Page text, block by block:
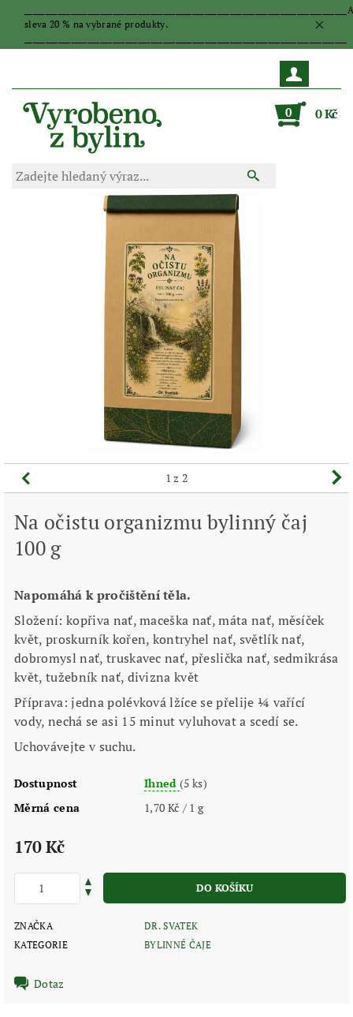
sleva 20 % na vybrané produkty.
0 0 Kč
1 z 2
Na očistu organizmu bylinný čaj
100 g
Napomáhá k pročištění těla.
Složení: kopřiva nať, maceška nať, máta nať, měsíček
květ, proskurník kořen, kontryhel nať, světlík nať,
dobromysl nať, truskavec nať, přeslička nať, sedmikrása
květ, tužebník nať, divizna květ
Příprava: jedna polévková lžíce se přelije ¼ vařící
vody, nechá se asi 15 minut vyluhovat a scedí se.
Uchovávejte v suchu.
Dostupnost Ihned(5 ks)
Měrná cena
1,70 Kč / 1 g
170 Kč
ZNAČKA
DR. SVATEK
KATEGORIE
BYLINNÉ ČAJE
Dotaz